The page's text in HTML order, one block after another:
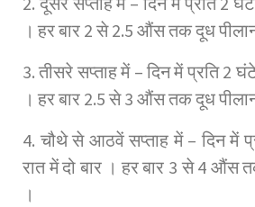
। हर बार 2 से 2.5 औंस तक दूध
3. तीसरे सप्ताह में – दिन में प्रति 2
। हर बार 2.5 से 3 औंस तक दूध
4. चौथे से आठवें सप्ताह में – दिन में
रात में दो बार । हर बार 3 से 4 औंस
।